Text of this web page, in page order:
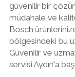
güvenilir bir
müdahale ve
Bosch
bölgesindeki bu
Güvenilir ve
servisi Aydın'a